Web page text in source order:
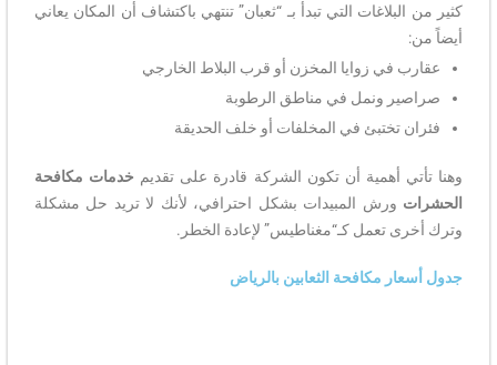
كثير من البلاغات التي تبدأ بـ “ثعبان” تنتهي باكتشاف أن المكان يعاني
أيضاً من:
عقارب في زوايا المخزن أو قرب البلاط الخارجي
صراصير ونمل في مناطق الرطوبة
فئران تختبئ في المخلفات أو خلف الحديقة
وهنا تأتي أهمية أن تكون الشركة قادرة على تقديمخدمات مكافحة
الحشرات ورش المبيدات بشكل احترافي، لأنك لا تريد حل مشكلة
وترك أخرى تعمل كـ“مغناطيس” لإعادة الخطر.
جدول أسعار مكافحة الثعابين بالرياض